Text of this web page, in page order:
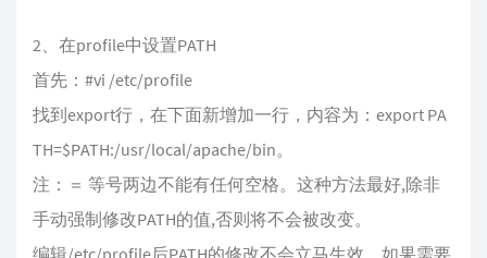
2、在profile中设置PATH
首先：#vi /etc/profile
找到export行，在下面新增加一行，内容为：export PA
TH=$PATH:/usr/local/apache/bin。
注：＝ 等号两边不能有任何空格。这种方法最好,除非
手动强制修改PATH的值,否则将不会被改变。
编辑/etc/profile后PATH的修改不会立马生效，如果需要